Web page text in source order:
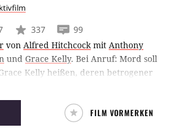
337
99
von Alfred Hitchcock mit Anthony
und Grace Kelly. Bei Anruf: Mord soll
Kelly heißen, deren betrogener
um seine Frau ins Jenseits zu
FILM VORMERKEN